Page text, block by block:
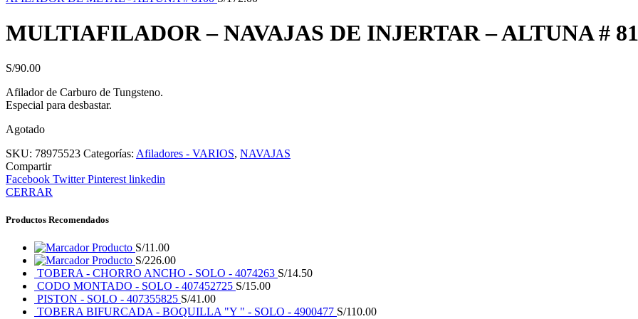
MULTIAFILADOR – NAVAJAS DE INJERTAR – ALTUNA #
S/90.00
Afilador de Carburo de Tungsteno.
Especial para desbastar.
Agotado
SKU: 78975523 Categorías: Afiladores - VARIOS, NAVAJAS
Compartir
Facebook Twitter Pinterest linkedin
CERRAR
Productos Recomendados
Producto S/11.00
Producto S/226.00
TOBERA - CHORRO ANCHO - SOLO - 4074263 S/14.50
CODO MONTADO - SOLO - 407452725 S/15.00
PISTON - SOLO - 407355825 S/41.00
TOBERA BIFURCADA - BOQUILLA "Y " - SOLO - 4900477 S/110.00